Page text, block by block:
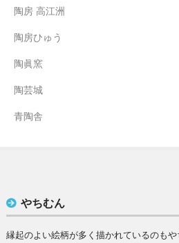
陶房 高江洲
陶房ひゅう
陶眞窯
陶芸城
青陶舎
やちむん
縁起のよい絵柄が多く描かれているのもや